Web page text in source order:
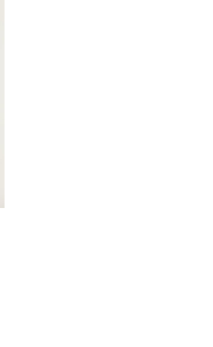
bestelwaarde van €45,00